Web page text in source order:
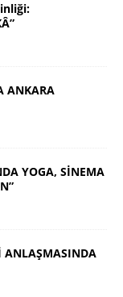
ANKARA
YOGA, SİNEMA
ANLAŞMASINDA